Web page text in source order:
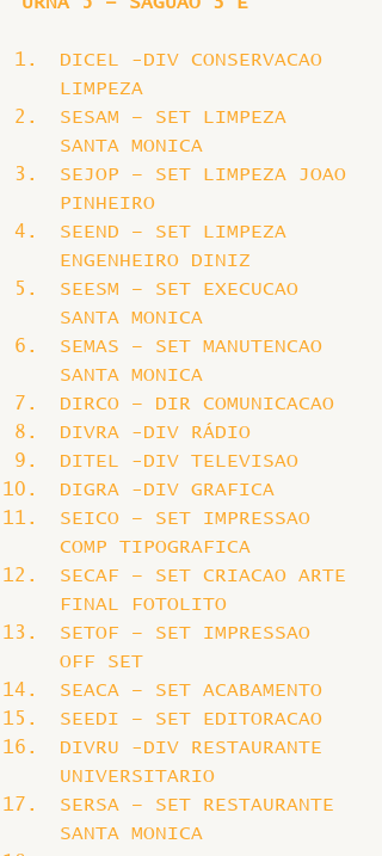
DICEL -DIV CONSERVACAO
LIMPEZA
SESAM – SET LIMPEZA
SANTA MONICA
SEJOP – SET LIMPEZA JOAO
PINHEIRO
SEEND – SET LIMPEZA
ENGENHEIRO DINIZ
SEESM – SET EXECUCAO
SANTA MONICA
SEMAS – SET MANUTENCAO
SANTA MONICA
DIRCO – DIR COMUNICACAO
DIVRA -DIV RÁDIO
DITEL -DIV TELEVISAO
DIGRA -DIV GRAFICA
SEICO – SET IMPRESSAO
COMP TIPOGRAFICA
SECAF – SET CRIACAO ARTE
FINAL FOTOLITO
SETOF – SET IMPRESSAO
OFF SET
SEACA – SET ACABAMENTO
SEEDI – SET EDITORACAO
DIVRU -DIV RESTAURANTE
UNIVERSITARIO
SERSA – SET RESTAURANTE
SANTA MONICA